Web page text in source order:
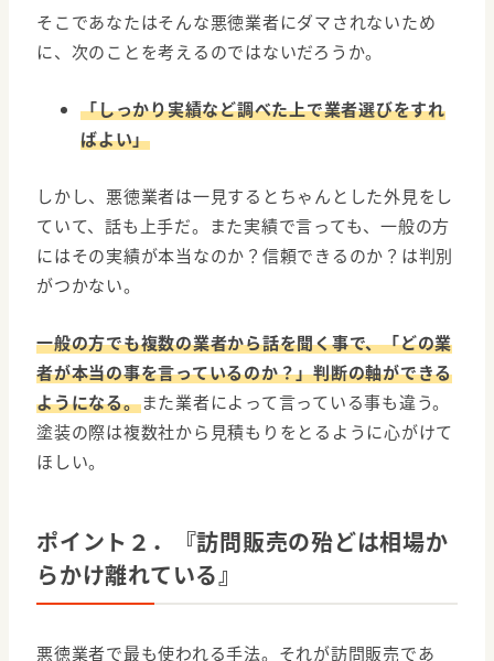
そこであなたはそんな悪徳業者にダマされないため
に、次のことを考えるのではないだろうか。
「しっかり実績など調べた上で業者選びをすれ
ばよい」
しかし、悪徳業者は一見するとちゃんとした外見をし
ていて、話も上手だ。また実績で言っても、一般の方
にはその実績が本当なのか？信頼できるのか？は判別
がつかない。
一般の方でも複数の業者から話を聞く事で、「どの業
者が本当の事を言っているのか？」判断の軸ができる
ようになる。また業者によって言っている事も違う。
塗装の際は複数社から見積もりをとるように心がけて
ほしい。
ポイント２．『訪問販売の殆どは相場か
らかけ離れている』
悪徳業者で最も使われる手法。それが訪問販売であ